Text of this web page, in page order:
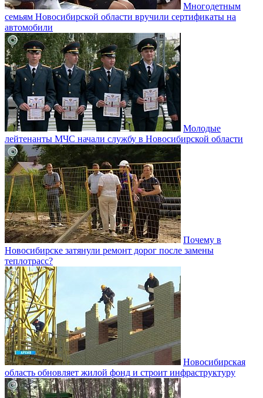
Многодетным
семьям Новосибирской области вручили сертификаты на
автомобили
Молодые
лейтенанты МЧС начали службу в Новосибирской области
Почему в
Новосибирске затянули ремонт дорог после замены
теплотрасс?
Новосибирская
область обновляет жилой фонд и строит инфраструктуру